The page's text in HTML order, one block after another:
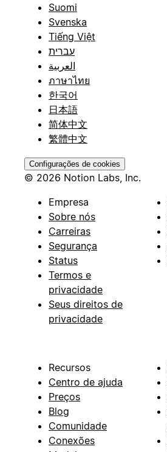
Suomi
Svenska
Tiếng Việt
עברית
العربية
ภาษาไทย
한국어
日本語
简体中文
繁體中文
Configurações de cookies
© 2026 Notion Labs, Inc.
Empresa
Sobre nós
Carreiras
Segurança
Status
Termos e
privacidade
Seus direitos de
privacidade
Recursos
Centro de ajuda
Preços
Blog
Comunidade
Conexões